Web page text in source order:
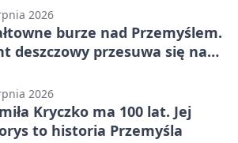
2026
burze nad Przemyślem.
deszczowy przesuwa się na
2026
Kryczko ma 100 lat. Jej
to historia Przemyśla